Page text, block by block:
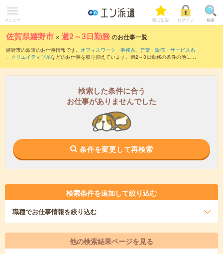
メニュー 気になる! ログイン 検索
佐賀県嬉野市 ×週2～3日勤務のお仕事一覧
嬉野市の派遣のお仕事情報です。 オフィスワーク・事務系、 営業・販売・サービス系
、 クリエイティブ系などのお仕事を取り揃えています。週2～3日勤務の条件の他に、
検索した条件に合う
お仕事がありませんでした
条件を変更して再検索
検索条件を追加して絞り込む
職種でお仕事情報を絞り込む
他の検索結果ページを見る